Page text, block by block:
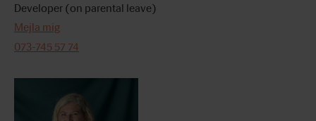
Developer (on parental leave)
Mejla mig
073-745 57 74